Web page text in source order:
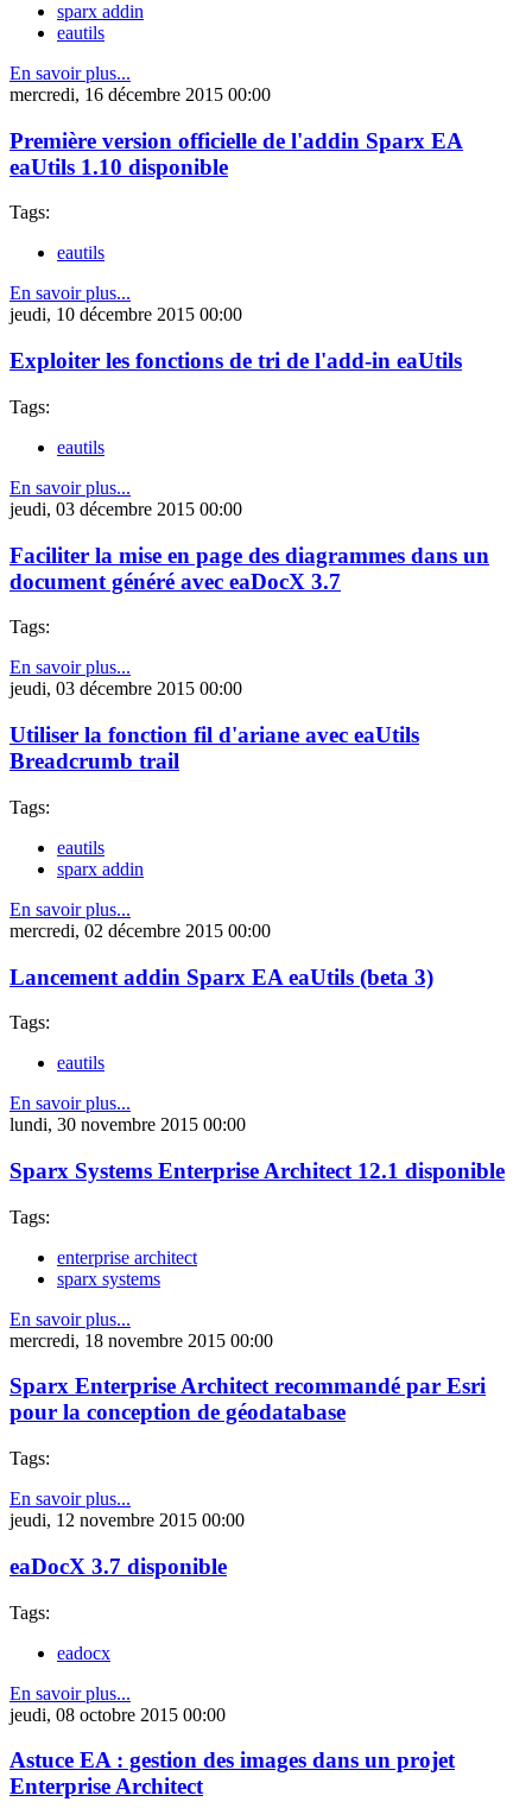
sparx addin
eautils
En savoir plus...
mercredi, 16 décembre 2015 00:00
Première version officielle de l'addin Sparx EA
eaUtils 1.10 disponible
Tags:
eautils
En savoir plus...
jeudi, 10 décembre 2015 00:00
Exploiter les fonctions de tri de l'add-in eaUtils
Tags:
eautils
En savoir plus...
jeudi, 03 décembre 2015 00:00
Faciliter la mise en page des diagrammes dans un
document généré avec eaDocX 3.7
Tags:
En savoir plus...
jeudi, 03 décembre 2015 00:00
Utiliser la fonction fil d'ariane avec eaUtils
Breadcrumb trail
Tags:
eautils
sparx addin
En savoir plus...
mercredi, 02 décembre 2015 00:00
Lancement addin Sparx EA eaUtils (beta 3)
Tags:
eautils
En savoir plus...
lundi, 30 novembre 2015 00:00
Sparx Systems Enterprise Architect 12.1 disponible
Tags:
enterprise architect
sparx systems
En savoir plus...
mercredi, 18 novembre 2015 00:00
Sparx Enterprise Architect recommandé par Esri
pour la conception de géodatabase
Tags:
En savoir plus...
jeudi, 12 novembre 2015 00:00
eaDocX 3.7 disponible
Tags:
eadocx
En savoir plus...
jeudi, 08 octobre 2015 00:00
Astuce EA : gestion des images dans un projet
Enterprise Architect